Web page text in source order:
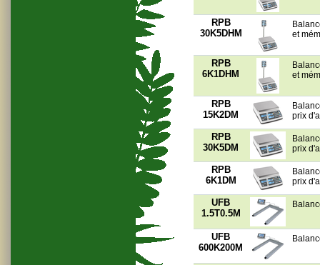
RPB
30K5DHM
et
RPB
6K1DHM
et
RPB
15K2DM
prix
RPB
30K5DM
prix
RPB
6K1DM
prix
UFB
1.5T0.5M
UFB
600K200M